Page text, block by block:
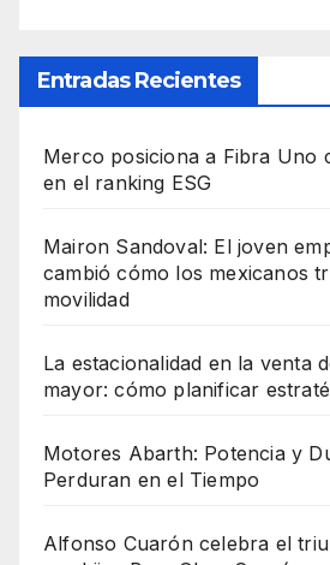
Entradas Recientes
Merco posiciona a Fibra Uno
en el ranking ESG
Mairon Sandoval: El joven
cambió cómo los mexicanos
movilidad
La estacionalidad en la venta
mayor: cómo planificar
Motores Abarth: Potencia y
Perduran en el Tiempo
Alfonso Cuarón celebra el